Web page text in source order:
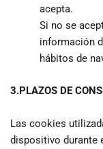
acepta.
Si no se
información
hábitos de
3.PLAZOS DE
Las cookies
dispositivo durante